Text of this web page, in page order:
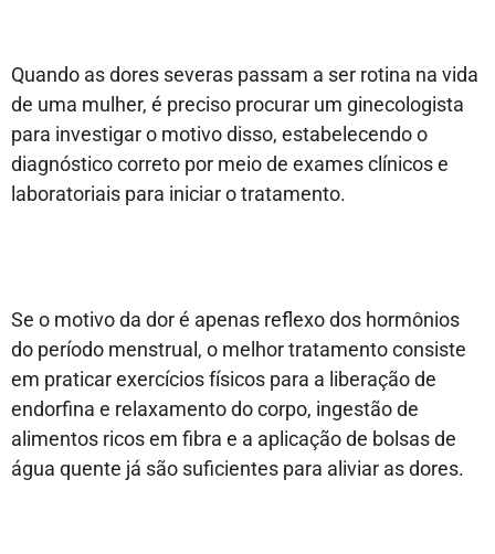
Quando as dores severas passam a ser rotina na vida
de uma mulher, é preciso procurar um ginecologista
para investigar o motivo disso, estabelecendo o
diagnóstico correto por meio de exames clínicos e
laboratoriais para iniciar o tratamento.
Se o motivo da dor é apenas reflexo dos hormônios
do período menstrual, o melhor tratamento consiste
em praticar exercícios físicos para a liberação de
endorfina e relaxamento do corpo, ingestão de
alimentos ricos em fibra e a aplicação de bolsas de
água quente já são suficientes para aliviar as dores.